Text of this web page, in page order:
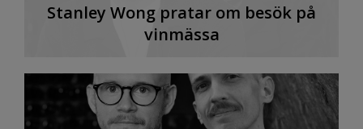
Stanley Wong pratar om besök på
vinmässa